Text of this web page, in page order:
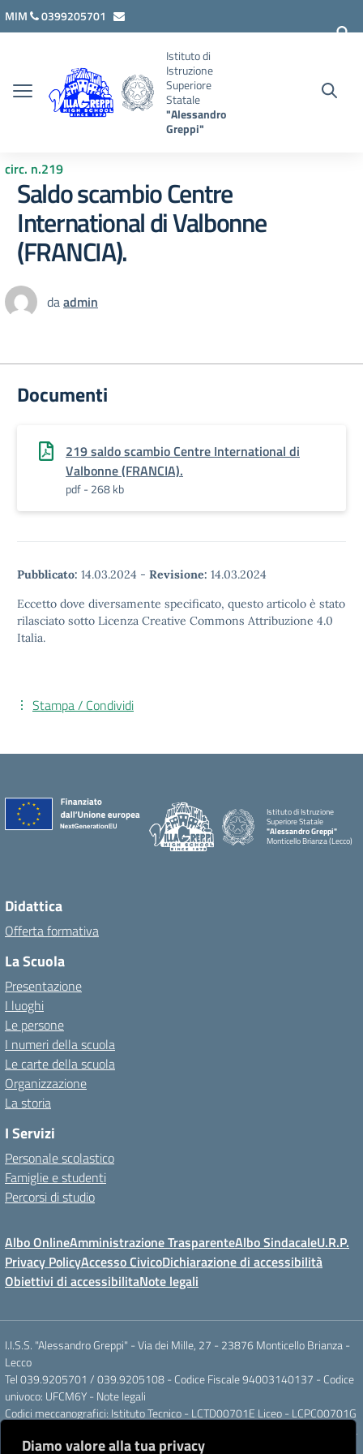
Diamo valore alla tua privacy
Vai ai contenuti
Vai al menu di navigazione
Vai al footer
MIM
0399205701
Istituto di
Istruzione
Superiore
Statale
"Alessandro
Greppi"
circ. n.219
Saldo scambio Centre
International di Valbonne
(FRANCIA).
daadmin
Documenti
219 saldo scambio Centre International di
Valbonne (FRANCIA).
pdf - 268 kb
Pubblicato: 14.03.2024 - Revisione: 14.03.2024
Eccetto dove diversamente specificato, questo articolo è stato
rilasciato sotto Licenza Creative Commons Attribuzione 4.0
Italia.
Stampa / Condividi
Istituto di Istruzione
Superiore Statale
"Alessandro Greppi"
Monticello Brianza (Lecco)
Didattica
Offerta formativa
La Scuola
Presentazione
I luoghi
Le persone
I numeri della scuola
Le carte della scuola
Organizzazione
La storia
I Servizi
Personale scolastico
Famiglie e studenti
Percorsi di studio
Albo OnlineAmministrazione TrasparenteAlbo SindacaleU.R.P.
Privacy PolicyAccesso CivicoDichiarazione di accessibilità
Obiettivi di accessibilitaNote legali
I.I.S.S. "Alessandro Greppi" - Via dei Mille, 27 - 23876 Monticello Brianza -
Lecco
Tel 039.9205701 / 039.9205108 - Codice Fiscale 94003140137 - Codice
univoco: UFCM6Y - Note legali
Codici meccanografici: Istituto Tecnico - LCTD00701E Liceo - LCPC00701G
Posta elettronica ordinaria: LCIS007008@ISTRUZIONE.IT Posta elettronica
certificata: LCIS007008@PEC.ISTRUZIONE.IT